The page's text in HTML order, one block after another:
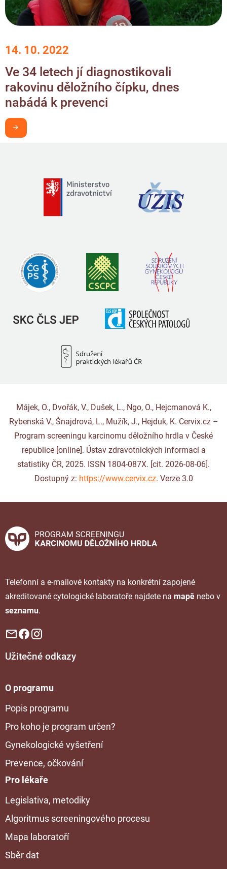
14. 10. 2022
Ve 34 letech jí diagnostikovali
rakovinu děložního čípku, dnes
nabádá k prevenci
Májek, O., Dvořák, V., Dušek, L., Ngo, O., Hejcmanová K.,
Rybenská V., Šnajdrová, L., Mužík, J., Hejduk, K. Cervix.cz –
Program screeningu karcinomu děložního hrdla v České
republice [online]. Ústav zdravotnických informací a
statistiky ČR, 2025. ISSN 1804-087X. [cit. 2026-08-06].
Dostupný z: https://www.cervix.cz. Verze 3.0
Telefonní a e-mailové kontakty na konkrétní zapojené
akreditované cytologické laboratoře najdete na mapě nebo v
seznamu.
Užitečné odkazy
O programu
Popis programu
Pro koho je program určen?
Gynekologické vyšetření
Prevence, očkování
Pro lékaře
Legislativa, metodiky
Algoritmus screeningového procesu
Mapa laboratoří
Sběr dat